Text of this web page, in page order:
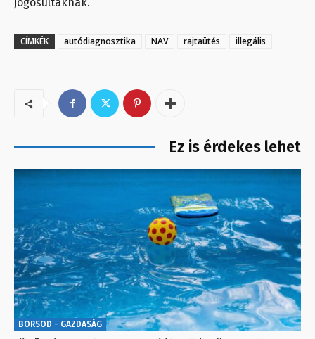
CÍMKÉK autódiagnosztika NAV rajtaütés illegális
Ez is érdekes lehet
BORSOD - GAZDASÁG